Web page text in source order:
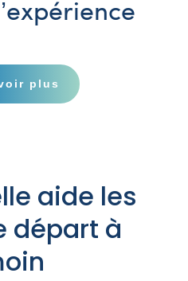
plus
aide les
départ à